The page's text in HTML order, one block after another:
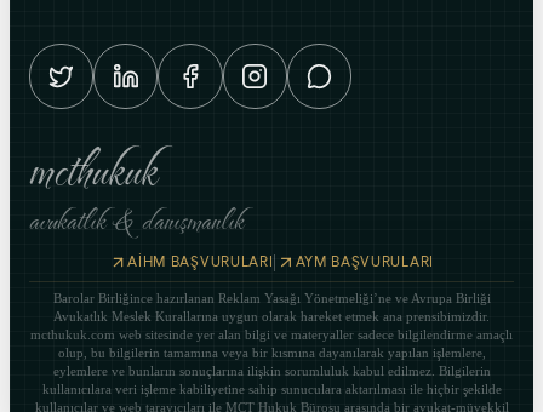
mcthukuk
avukatlık & danışmanlık
AİHM BAŞVURULARI | AYM BAŞVURULARI
Barolar Birliğince hazırlanan Reklam Yasağı Yönetmeliği’ne ve Avrupa Birliği
Avukatlık Meslek Kurallarına uygun olarak hareket etmek ana prensibimizdir.
mcthukuk.com web sitesinde yer alan bilgi ve materyaller sadece bilgilendirme amaçlı
olup, bu bilgilerin tamamına veya bir kısmına dayanılarak yapılan işlemlere,
eylemlere ve bunların sonuçlarına ilişkin sorumluluk kabul edilmez. Bilgilerin
kullanıcılara veri işleme kabiliyetine sahip sunuculara aktarılması ile hiçbir şekilde
kullanıcılar ve web tarayıcıları ile MCT Hukuk Bürosu arasında bir avukat-müvekkil